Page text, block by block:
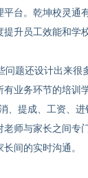
平台。乾坤校灵通
升员工效能和学
题还设计出来很
有业务环节的培训
、提成、工资、
老师与家长之间专
间的实时沟通。